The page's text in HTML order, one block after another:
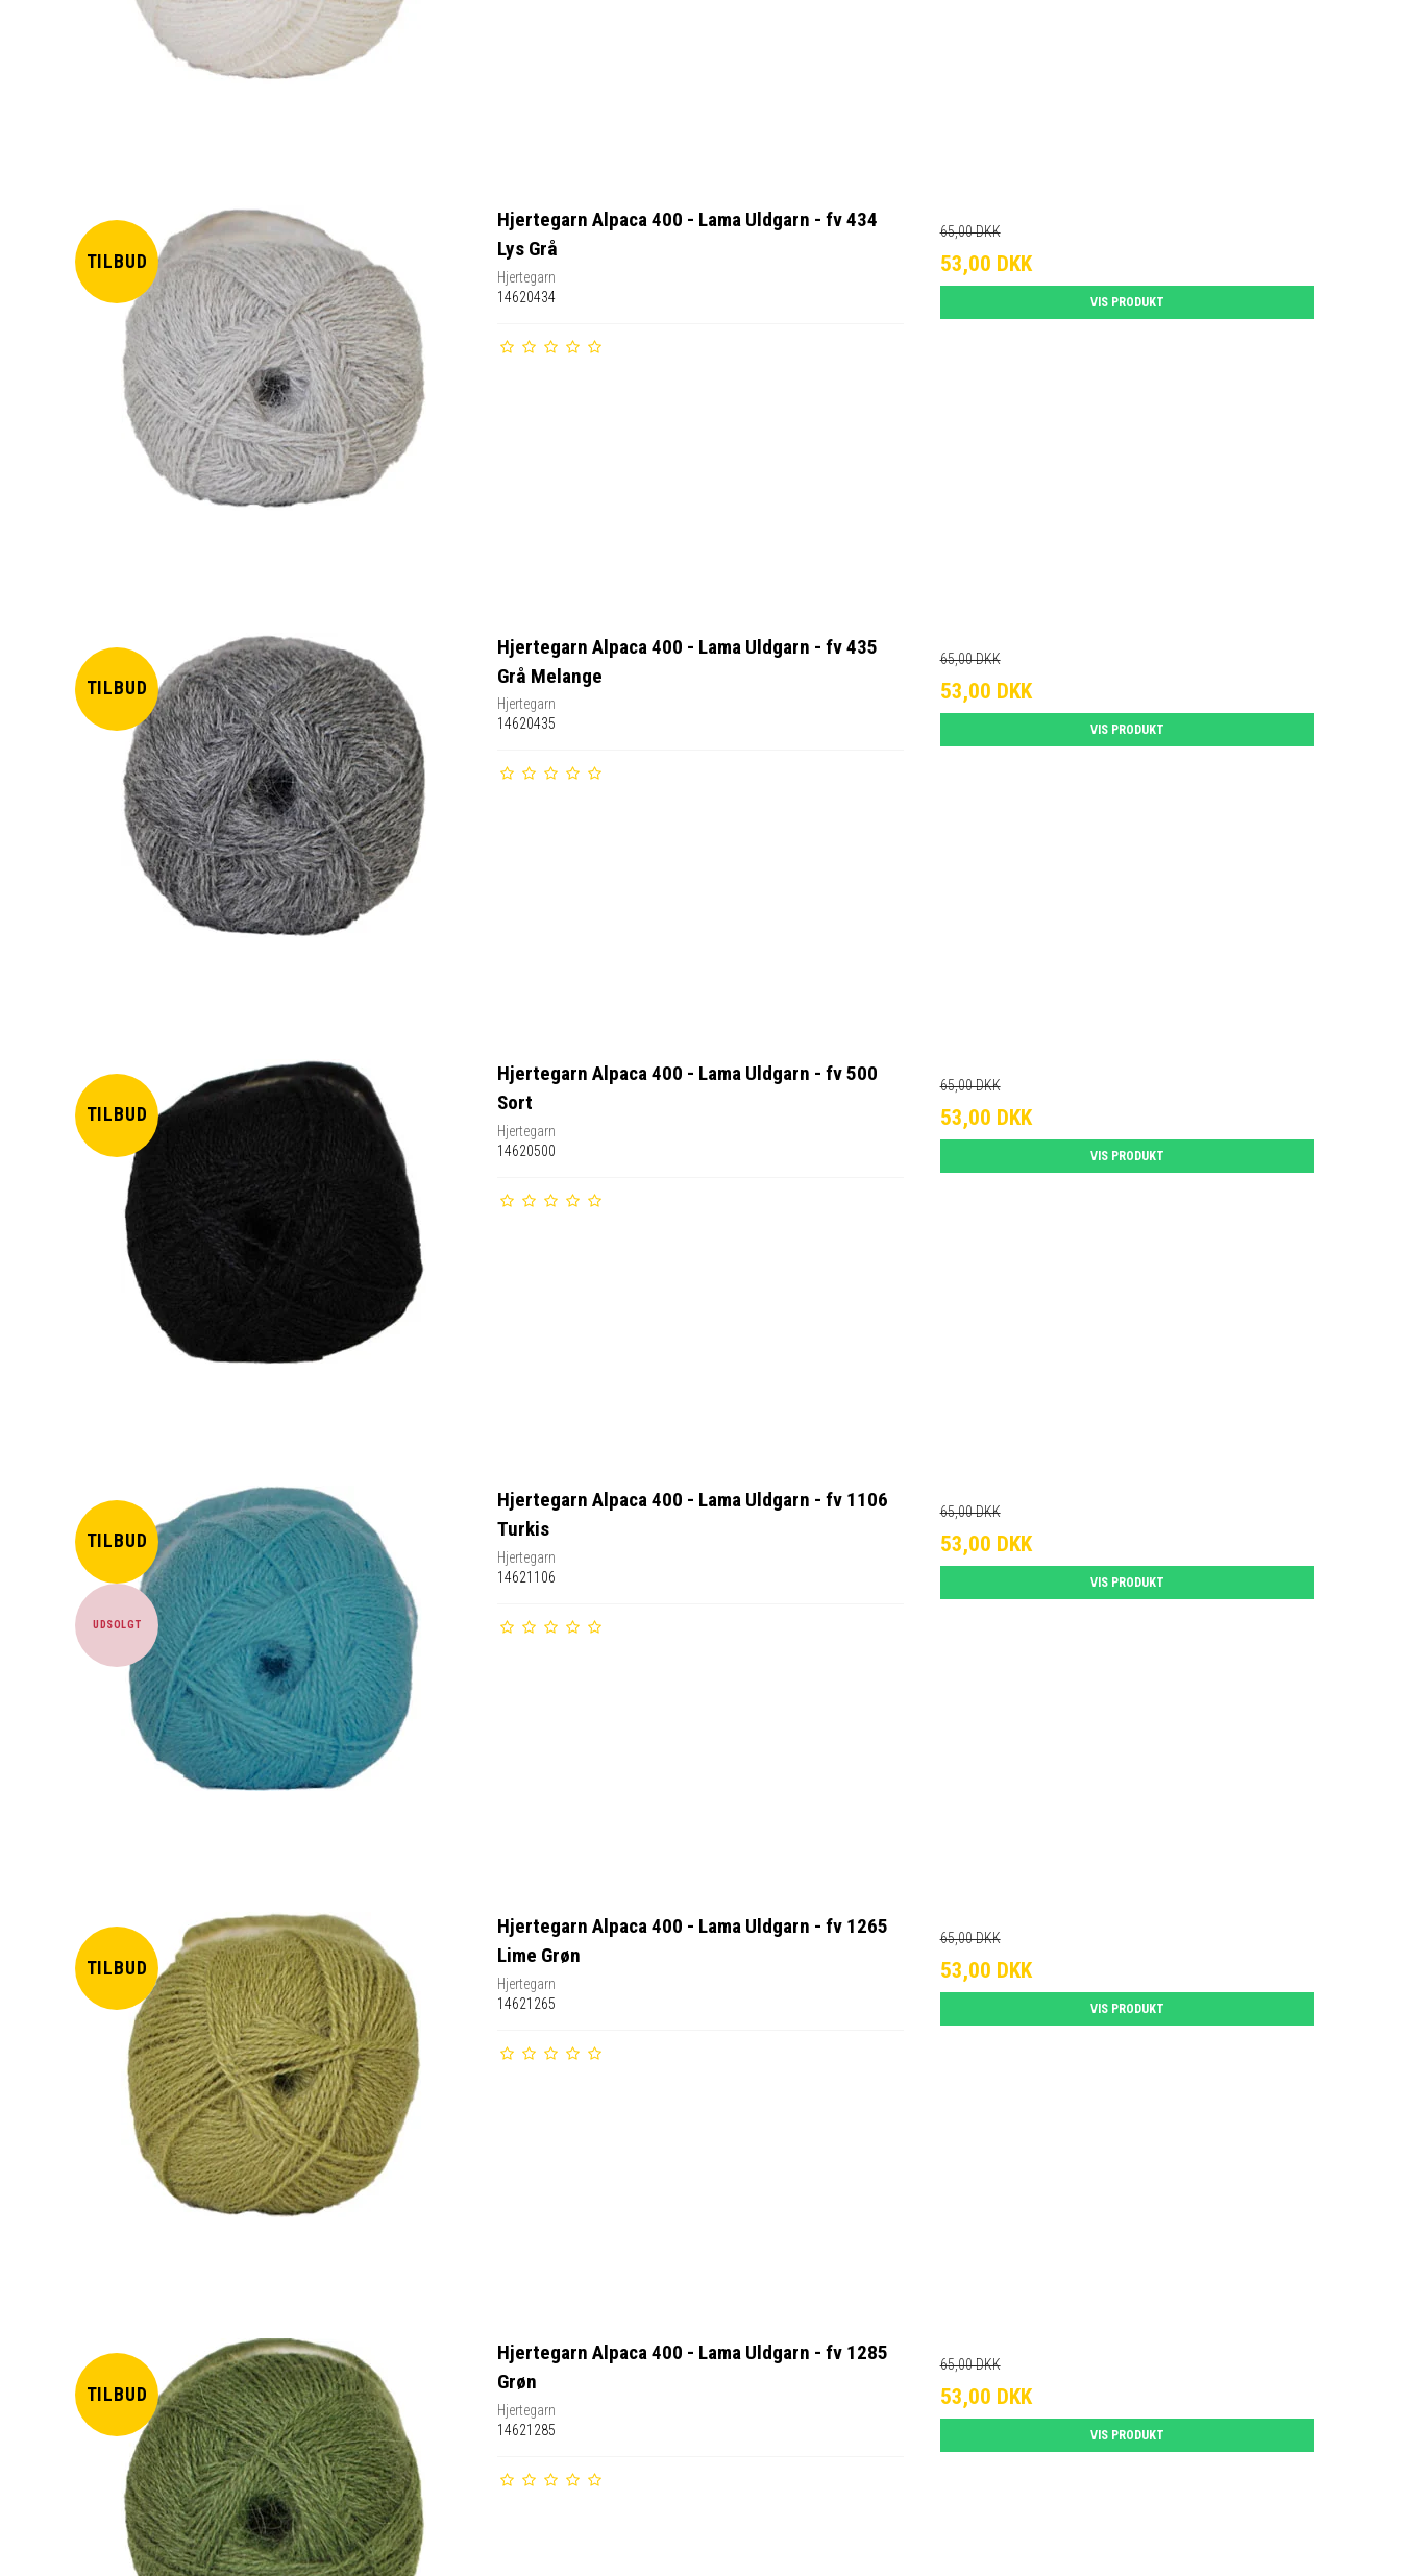
TILBUD
Hjertegarn Alpaca 400 - Lama Uldgarn - fv 434
Lys Grå
Hjertegarn
14620434
65,00 DKK
53,00 DKK
VIS PRODUKT
TILBUD
Hjertegarn Alpaca 400 - Lama Uldgarn - fv 435
Grå Melange
Hjertegarn
14620435
65,00 DKK
53,00 DKK
VIS PRODUKT
TILBUD
Hjertegarn Alpaca 400 - Lama Uldgarn - fv 500
Sort
Hjertegarn
14620500
65,00 DKK
53,00 DKK
VIS PRODUKT
TILBUD
UDSOLGT
Hjertegarn Alpaca 400 - Lama Uldgarn - fv 1106
Turkis
Hjertegarn
14621106
65,00 DKK
53,00 DKK
VIS PRODUKT
TILBUD
Hjertegarn Alpaca 400 - Lama Uldgarn - fv 1265
Lime Grøn
Hjertegarn
14621265
65,00 DKK
53,00 DKK
VIS PRODUKT
TILBUD
Hjertegarn Alpaca 400 - Lama Uldgarn - fv 1285
Grøn
Hjertegarn
14621285
65,00 DKK
53,00 DKK
VIS PRODUKT